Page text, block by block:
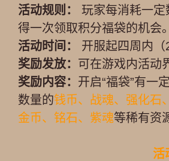
活动规则：
玩家每消耗一
得一次领取积分福袋的机会。
活动时间：
开服起四周内（
奖励发放： 可在游戏内活动
奖励内容： 开启“福袋”有一
数量的钱币、战魂、强化石
金币、铭石、紫魂等稀有资
活